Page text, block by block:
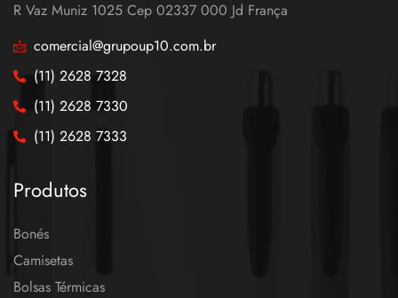
R Vaz Muniz 1025 Cep 02337 000 Jd França
comercial@grupoup10.com.br
(11) 2628 7328
(11) 2628 7330
(11) 2628 7333
Produtos
Bonés
Camisetas
Bolsas Térmicas